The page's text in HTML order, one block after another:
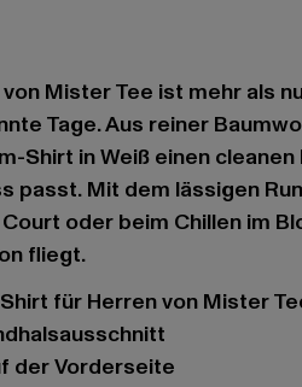
Mister Tee ist mehr als
Tage. Aus reiner
Shirt in Weiß einen
passt. Mit dem lässigen
oder beim Chillen im
fliegt.
für Herren von Mister
der Vorderseite